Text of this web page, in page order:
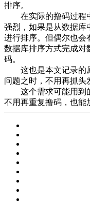
排序。
在实际的撸码过程
强烈，如果是从数据库
进行排序。但偶尔也会
数据库排序方式完成对
码。
这也是本文记录的
问题之时，不用再抓头
这个需求可能用到
不用再重复撸码，也能